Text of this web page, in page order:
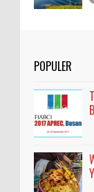
POPULER